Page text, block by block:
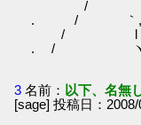
/ ｀
. /
/ l
. /
3 名前： 以下、名無
[sage] 投稿日：